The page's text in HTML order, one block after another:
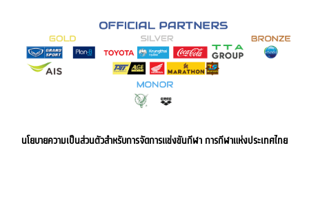
นโยบายความเป็นส่วนตัวสำหรับการจัดการแข่งขันกีฬา การกีฬาแห่งประเทศไทย